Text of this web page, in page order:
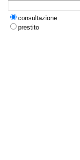
consultazione
prestito